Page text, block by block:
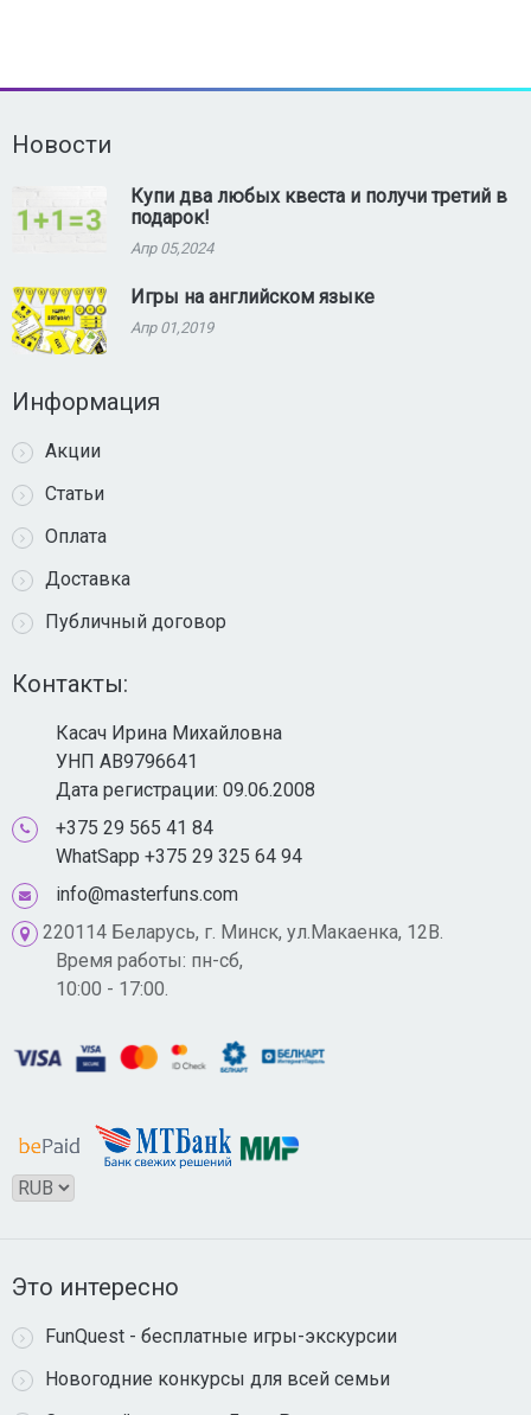
Новости
Купи два любых квеста и получи третий в
подарок!
Апр 05,2024
Игры на английском языке
Апр 01,2019
Информация
Акции
Статьи
Оплата
Доставка
Публичный договор
Контакты:
Касач Ирина Михайловна
УНП AB9796641
Дата регистрации: 09.06.2008
+375 29 565 41 84
WhatSapp +375 29 325 64 94
info@masterfuns.com
220114 Беларусь, г. Минск, ул.Макаенка, 12В.
Время работы: пн-сб,
10:00 - 17:00.
Это интересно
FunQuest - бесплатные игры-экскурсии
Новогодние конкурсы для всей семьи